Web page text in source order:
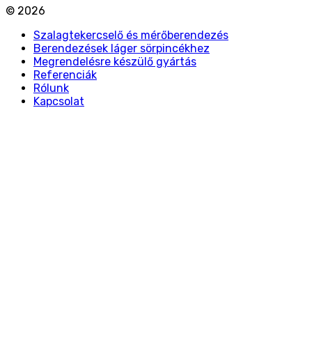
© 2026
Szalagtekercselő és mérőberendezés
Berendezések láger sörpincékhez
Megrendelésre készülő gyártás
Referenciák
Rólunk
Kapcsolat